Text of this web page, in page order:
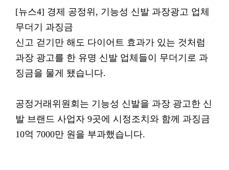
[뉴스4] 경제 공정위, 기능성 신발 과장광고 업체
무더기 과징금
신고 걷기만 해도 다이어트 효과가 있는 것처럼
과장 광고를 한 유명 신발 업체들이 무더기로 과
징금을 물게 됐습니다.
공정거래위원회는 기능성 신발을 과장 광고한 신
발 브랜드 사업자 9곳에 시정조치와 함께 과징금
10억 7000만 원을 부과했습니다.